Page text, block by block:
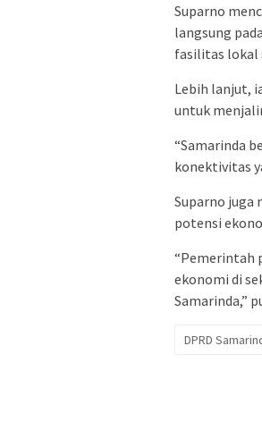
Suparno
langsung
fasilitas lokal
Lebih lanjut,
untuk
“Samarinda
konektivitas
Suparno juga
potensi
“Pemerintah
ekonomi di
Samarinda,”
DPRD